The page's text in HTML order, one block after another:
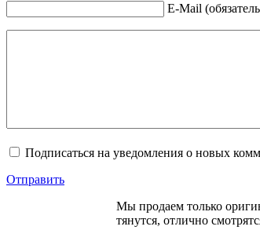
E-Mail
Подписаться на уведомления о новых
Отправить
Мы продаем только
тянутся, отлично